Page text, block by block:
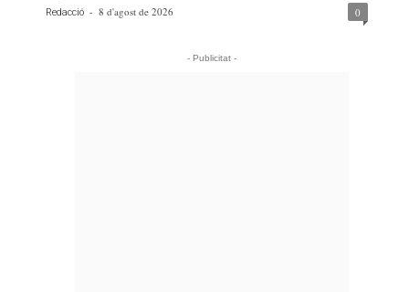
Redacció - 8 d'agost de 2026 0
- Publicitat -